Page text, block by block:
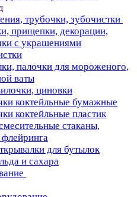
трубочки, зубочистки
прищепки, декорации,
с украшениями
палочки для мороженого,
ваты
циновки
коктейльные бумажные
коктейльные пластик
стаканы,
для бутылок
и сахара